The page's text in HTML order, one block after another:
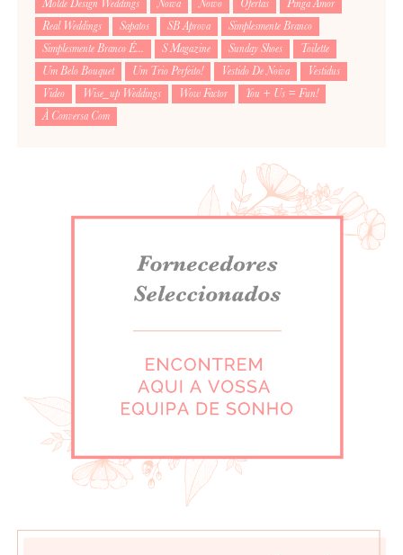
Molde Design Weddings Noiva Noivo Ofertas
Pinga Amor
Real Weddings
Sapatos SB Aprova
Simplesmente Branco
Simplesmente Branco É...
S Magazine Sunday Shoes
Toilette
Um Belo Bouquet
Um Trio Perfeito! Vestido De Noiva
Vestidus
Video
Wise_up Weddings Wow Factor
You + Us = Fun!
À Conversa Com